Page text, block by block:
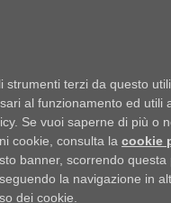
di Basilicata
di Puglia
INFORMAPUGLIA
Il portale n.1 del lavoro
in Puglia
strumenti terzi da questo
al funzionamento ed utili
Se vuoi saperne di più o
cookie, consulta la cookie
banner, scorrendo questa
la navigazione in
dei cookie.